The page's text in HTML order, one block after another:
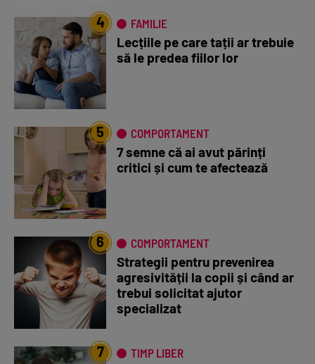
4 FAMILIE
Lecțiile pe care tații ar trebuie
să le predea fiilor lor
5 COMPORTAMENT
7 semne că ai avut părinți
critici și cum te afectează
6 COMPORTAMENT
Strategii pentru prevenirea
agresivității la copii și când ar
trebui solicitat ajutor
specializat
7 TIMP LIBER